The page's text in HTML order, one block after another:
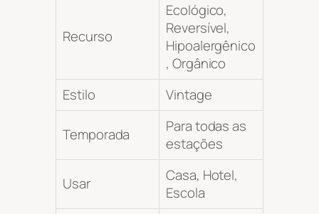
Recurso
Ecológico,
Reversível,
Hipoalergênico
, Orgânico
Estilo
Vintage
Temporada
Para todas as
estações
Usar
Casa, Hotel,
Escola